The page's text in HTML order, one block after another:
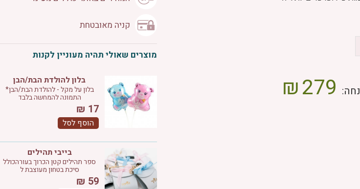
279
₪
קניה מאובטחת
מוצרים שאולי תהיה מעוניין לקנות
בלון להולדת הבת/הבן
בלון על מקל - להולדת הבת/הבן*
התמונה להמחשה בלבד
17
₪
הוסף לסל
בייבי תהילים
ספר תהילים קטן הכרוך בעורהכולל
סיכת בטחון מעוצבת ל
59
₪